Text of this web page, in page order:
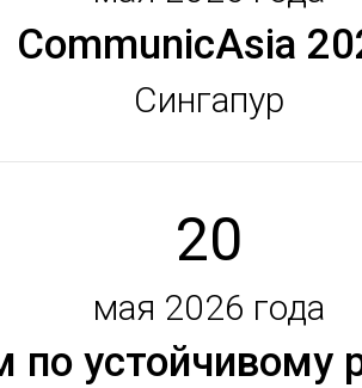
CommunicAsia
Сингапур
20
мая 2026 года
по устойчивому